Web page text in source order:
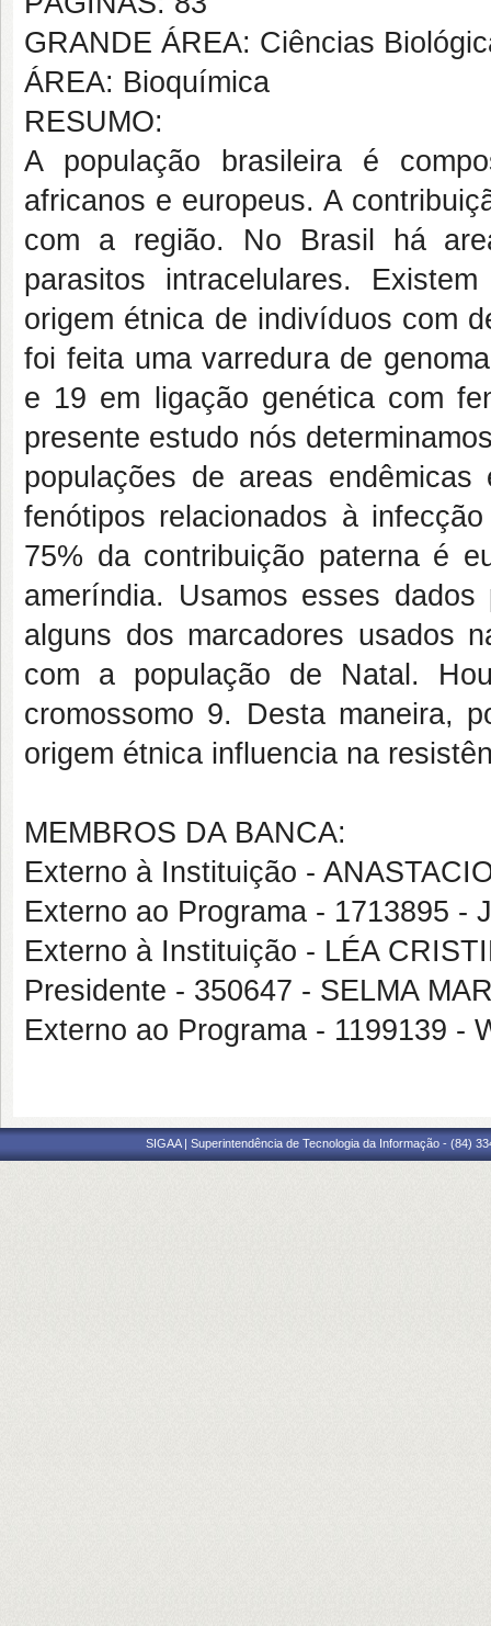
GRANDE ÁREA: Ciências
ÁREA: Bioquímica
RESUMO:
A população brasileira é
africanos e europeus. A
com a região. No Brasil há
parasitos intracelulares.
origem étnica de indivíduos com
foi feita uma varredura de
e 19 em ligação genética com
presente estudo nós
populações de areas
fenótipos relacionados à
75% da contribuição paterna é
ameríndia. Usamos esses
alguns dos marcadores usados
com a população de Natal.
cromossomo 9. Desta maneira,
origem étnica influencia na
MEMBROS DA BANCA:
Externo à Instituição -
Externo ao Programa - 1713895 -
Externo à Instituição - LÉA
Presidente - 350647 - SELMA
Externo ao Programa - 1199139 -
SIGAA | Superintendência de Tecnologia da Informação - (84)